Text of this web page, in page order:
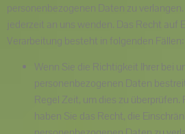
personenbezogenen Daten zu
jederzeit an uns wenden. Das Recht auf
Verarbeitung besteht in folgenden Fällen:
Wenn Sie die Richtigkeit Ihrer bei
personenbezogenen Daten
Regel Zeit, um dies zu überprüfen.
haben Sie das Recht, die